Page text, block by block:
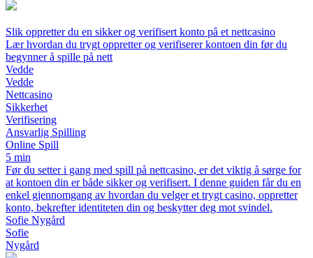
Slik oppretter du en sikker og verifisert konto på et nettcasino
Lær hvordan du trygt oppretter og verifiserer kontoen din før du
begynner å spille på nett
Vedde
Vedde
Nettcasino
Sikkerhet
Verifisering
Ansvarlig Spilling
Online Spill
5 min
Før du setter i gang med spill på nettcasino, er det viktig å sørge for
at kontoen din er både sikker og verifisert. I denne guiden får du en
enkel gjennomgang av hvordan du velger et trygt casino, oppretter
konto, bekrefter identiteten din og beskytter deg mot svindel.
Sofie Nygård
Sofie
Nygård